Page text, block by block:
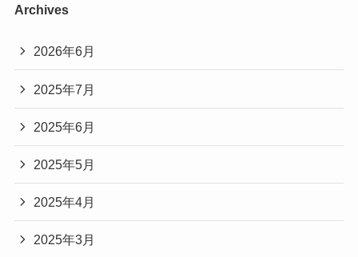
Archives
2026年6月
2025年7月
2025年6月
2025年5月
2025年4月
2025年3月